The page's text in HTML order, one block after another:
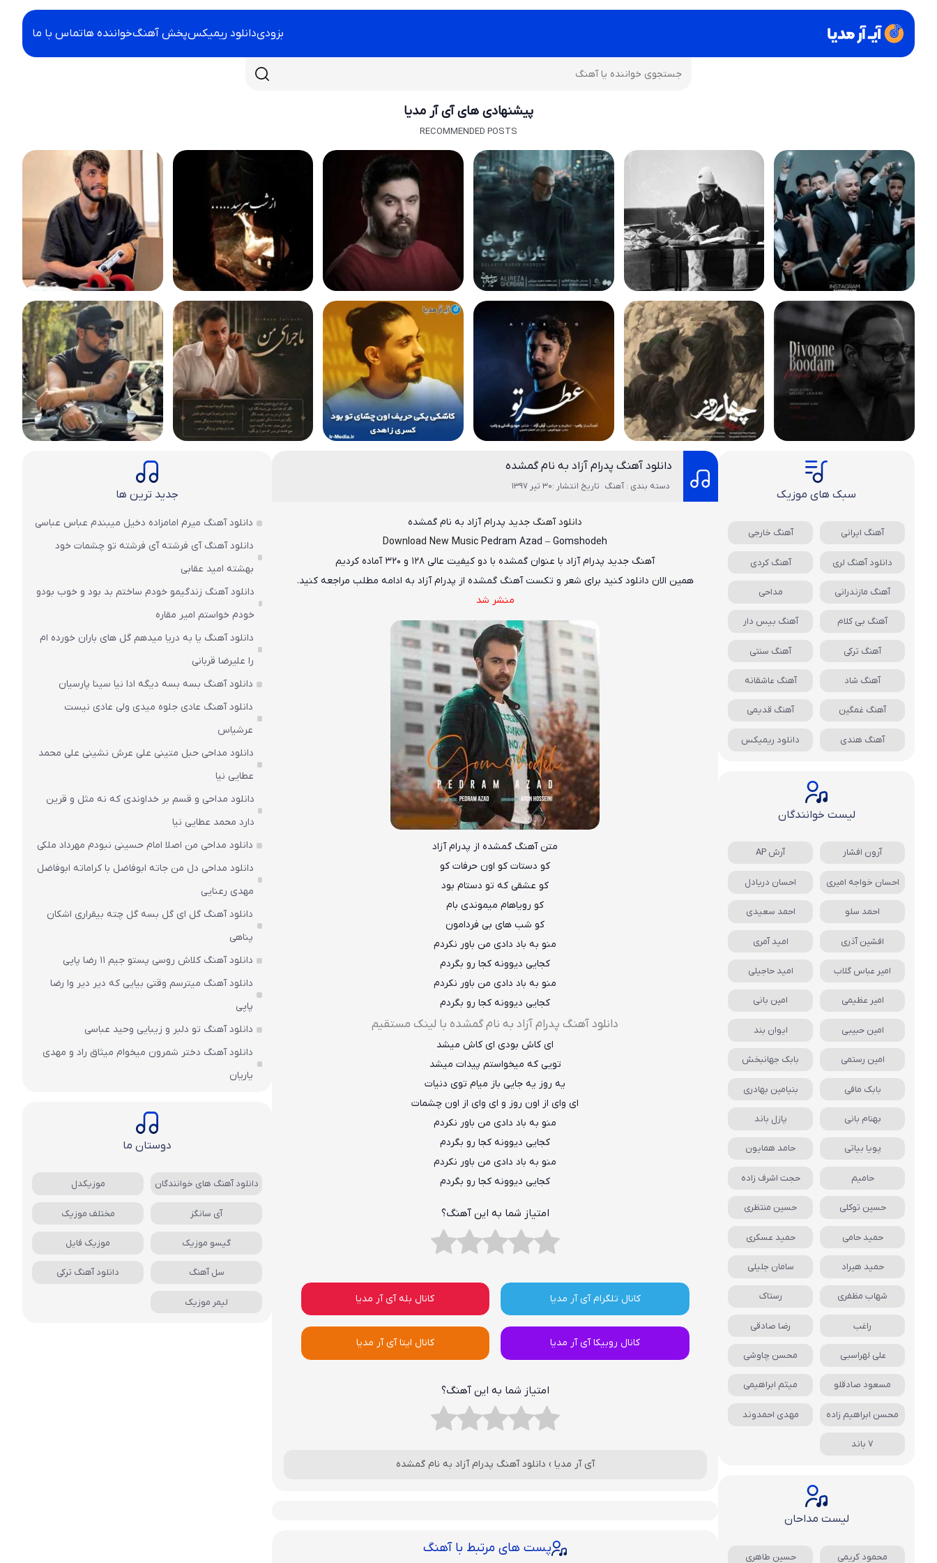
بزودیدانلود ریمیکسپخش آهنگخواننده هاتماس با ما
پیشنهادی های آی آر مدیا
RECOMMENDED POSTS
دانلود آهنگ پدرام آزاد به نام گمشده
دسته بندی : آهنگ تاریخ انتشار :30 تیر 1397
دانلود آهنگ جدید پدرام آزادبه نام گمشده
Download New Music Pedram Azad –Gomshodeh
آهنگ جدید پدرام آزادبا عنوان گمشدهبا دو کیفیت عالی ۱۲۸ و ۳۲۰ آماده کردیم
همین الان دانلود کنید برای شعر و تکست آهنگ گمشده از پدرام آزاد به ادامه مطلب مراجعه کنید.
منشر شد
متن آهنگ گمشده از پدرام آزاد
کو دستات کو اون حرفات کو
کو عشقی که تو دستام بود
کو رویاهام میموندی بام
کو شب های بی فردامون
منو به باد دادی من باور نکردم
کجایی دیوونه کجا رو بگردم
منو به باد دادی من باور نکردم
کجایی دیوونه کجا رو بگردم
دانلود آهنگ پدرام آزاد به نام گمشده با لینک مستقیم
ای کاش بودی ای کاش میشد
تویی که میخواستم پیدات میشد
یه روز یه جایی باز میام توی دنیات
ای وای از اون روز و ای وای از اون چشمات
منو به باد دادی من باور نکردم
کجایی دیوونه کجا رو بگردم
منو به باد دادی من باور نکردم
کجایی دیوونه کجا رو بگردم
امتیاز شما به این آهنگ؟
کانال تلگرام آی آر مدیا کانال بله آی آر مدیا
کانال روبیکا آی آر مدیا کانال ایتا آی آر مدیا
امتیاز شما به این آهنگ؟
آی آر مدیا › دانلود آهنگ پدرام آزاد به نام گمشده
پست های مرتبط با آهنگ
سبک های موزیک
آهنگ ایرانی آهنگ خارجی
دانلود آهنگ لری آهنگ کردی
آهنگ مازندرانی مداحی
آهنگ بی کلام آهنگ بیس دار
آهنگ ترکی آهنگ سنتی
آهنگ شاد آهنگ عاشقانه
آهنگ غمگین آهنگ قدیمی
آهنگ هندی دانلود ریمیکس
لیست خوانندگان
آرون افشار آرش AP
احسان خواجه امیری احسان دریادل
احمد سلو احمد سعیدی
افشین آذری امید آمری
امیر عباس گلاب امید حاجیلی
امیر عظیمی امین بانی
امین حبیبی ایوان بند
امین رستمی بابک جهانبخش
بابک مافی بنیامین بهادری
بهنام بانی پازل باند
پویا بیاتی حامد همایون
حامیم حجت اشرف زاده
حسین توکلی حسین منتظری
حمید حامی حمید عسکری
حمید هیراد سامان جلیلی
شهاب مظفری رستاک
راغب رضا صادقی
علی لهراسبی محسن چاوشی
مسعود صادقلو میثم ابراهیمی
محسن ابراهیم زاده مهدی احمدوند
7 باند
لیست مداحان
محمود کریمی حسین طاهری
جدید ترین ها
دانلود آهنگ میرم امامزاده دخیل میبندم عباس عباسی
دانلود آهنگ آی فرشته آی فرشته تو چشمات خود
بهشته امید عقابی
دانلود آهنگ زندگیمو خودم ساختم بد بود و خوب بودو
خودم خواستم امیر مقاره
دانلود آهنگ یا به دریا میدهم گل های باران‌ خورده ام
را علیرضا قربانی
دانلود آهنگ بسه بسه دیگه ادا نیا سینا پارسیان
دانلود آهنگ عادی جلوه میدی ولی عادی نیست
عرشیاس
دانلود مداحی حبل متینی علی عرش نشینی علی محمد
عطایی نیا
دانلود مداحی و قسم بر خداوندی که نه مثل و قرین
دارد محمد عطایی نیا
دانلود مداحی من اصلا امام حسینی نبودم مهرداد ملکی
دانلود مداحی دل من جاته ابوفاضل با کراماته ابوفاضل
مهدی رعنایی
دانلود آهنگ گل ای گل بسه گل چته بیقراری اشکان
پناهی
دانلود آهنگ کلاش روسی پستو جیم ۱۱ رضا پاپی
دانلود آهنگ میترسم وقتی بیایی که دیر دیر وا رضا
پاپی
دانلود آهنگ تو دلبر و زیبایی وحید عباسی
دانلود آهنگ دختر شمرون میخوام میثاق راد و مهدی
یاریان
دوستان ما
دانلود آهنگ های خوانندگان موزیکدل
آی سانگز مختلف موزیک
گیسو موزیک موزیک فایل
سل آهنگ دانلود آهنگ ترکی
لیمر موزیک